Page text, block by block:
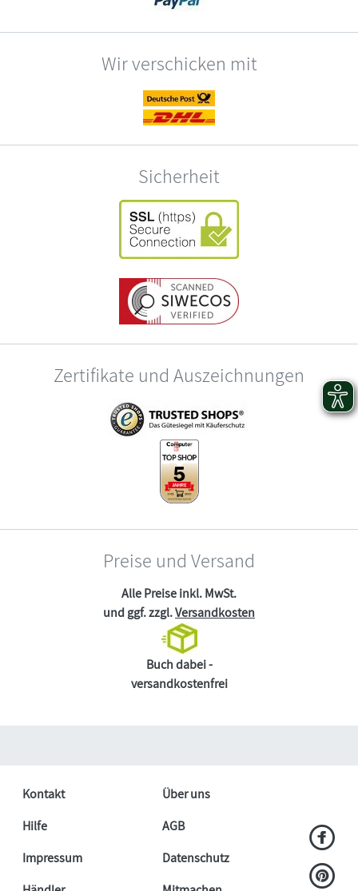
Wir verschicken mit
Sicherheit
Zertifikate und Auszeichnungen
Preise und Versand
Alle Preise inkl. MwSt.
und ggf. zzgl.Versandkosten
Buch dabei -
versandkostenfrei
Kontakt
Über uns
Hilfe
AGB
Impressum
Datenschutz